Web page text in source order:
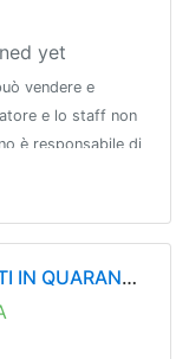
yet
vendere e
e lo staff non
è responsabile di
MADONNA | GANJA 2.0 ⚠️🤮TUTTI IN QUARANTENA🤮⚠️